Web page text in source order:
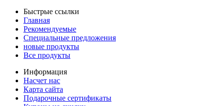
Быстрые ссылки
Главная
Рекомендуемые
Специальные предложения
новые продукты
Все продукты
Информация
Насчет нас
Карта сайта
Подарочные сертификаты